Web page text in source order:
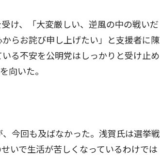
け、「大変厳しい、逆風の中の戦いだ
らお詫び申し上げたい」と支援者に陳
る不安を公明党はしっかりと受け止め
向いた。
今回も及ばなかった。浅賀氏は選挙戦
いで生活が苦しくなっているわけでは